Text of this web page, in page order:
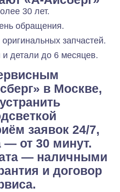
30 лет.
обращения.
запчастей.
и детали до 6 месяцев.
в Москве,
заявок 24/7,
— от 30 минут.
— наличными
и договор